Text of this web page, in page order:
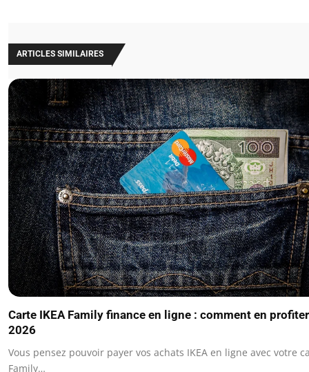
ARTICLES SIMILAIRES
Carte IKEA Family finance en ligne : comment en
2026
Vous pensez pouvoir payer vos achats IKEA en ligne avec votre
Family…